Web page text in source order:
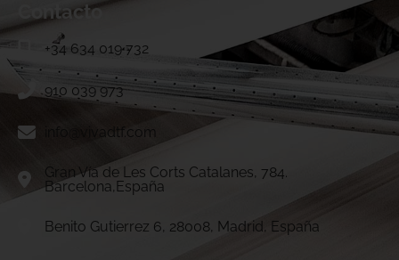
Contacto
+34 634 019 732
910 039 973
info@vivadtf.com
Gran Vía de Les Corts Catalanes, 784.
Barcelona,España
Benito Gutierrez 6, 28008, Madrid, España